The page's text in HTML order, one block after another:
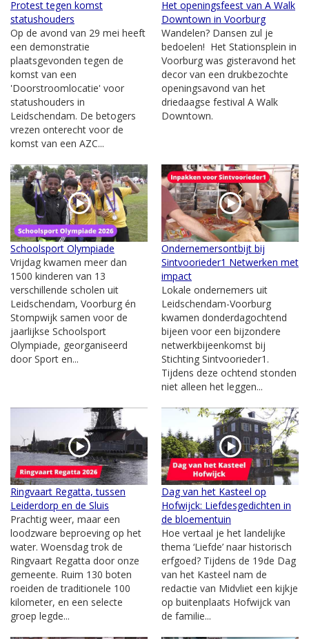
Protest tegen komst
statushouders
Op de avond van 29 mei heeft
een demonstratie
plaatsgevonden tegen de
komst van een
'Doorstroomlocatie' voor
statushouders in
Leidschendam. De betogers
vrezen onterecht voor de
komst van een AZC...
Het openingsfeest van A Walk
Downtown in Voorburg
Wandelen? Dansen zul je
bedoelen! Het Stationsplein in
Voorburg was gisteravond het
decor van een drukbezochte
openingsavond van het
driedaagse festival A Walk
Downtown.
Schoolsport Olympiade
Vrijdag kwamen meer dan
1500 kinderen van 13
verschillende scholen uit
Leidschendam, Voorburg én
Stompwijk samen voor de
jaarlijkse Schoolsport
Olympiade, georganiseerd
door Sport en...
Ondernemersontbijt bij
Sintvoorieder1 Netwerken met
impact
Lokale ondernemers uit
Leidschendam-Voorburg
kwamen donderdagochtend
bijeen voor een bijzondere
netwerkbijeenkomst bij
Stichting Sintvoorieder1.
Tijdens deze ochtend stonden
niet alleen het leggen...
Ringvaart Regatta, tussen
Leiderdorp en de Sluis
Prachtig weer, maar een
loodzware beproeving op het
water. Woensdag trok de
Ringvaart Regatta door onze
gemeente. Ruim 130 boten
roeiden de traditionele 100
kilometer, en een selecte
groep legde...
Dag van het Kasteel op
Hofwijck: Liefdesgedichten in
de bloementuin
Hoe vertaal je het landelijke
thema ‘Liefde’ naar historisch
erfgoed? Tijdens de 19de Dag
van het Kasteel nam de
redactie van Midvliet een kijkje
op buitenplaats Hofwijck van
de familie...